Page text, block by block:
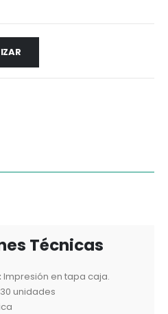
Técnicas
Impresión en tapa caja.
30 unidades